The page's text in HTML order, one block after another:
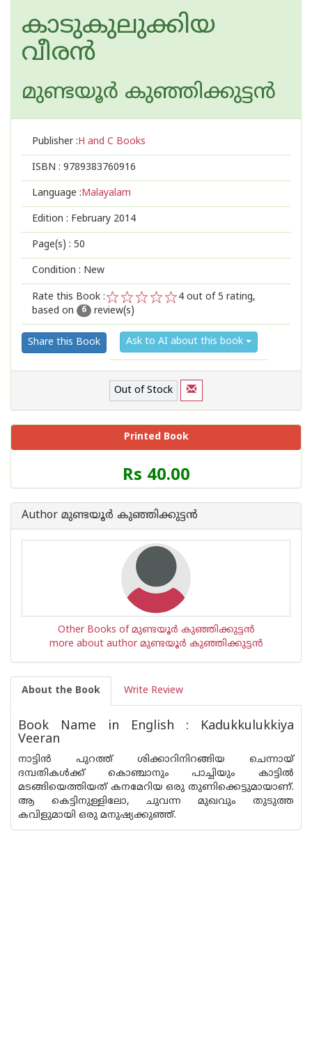
കാടുകുലുക്കിയ
വീരന്‍
മുണ്ടയൂര്‍ കുഞ്ഞിക്കുട്ടന്‍
Publisher :H and C Books
ISBN : 9789383760916
Language :Malayalam
Edition : February 2014
Page(s) : 50
Condition : New
Rate this Book :
2
1
4 out of 5 rating,
based on
6 review(s)
Share this Book Ask to AI about this book
Out of Stock
Printed Book
Price
of
Book
Rs 40.00
Author മുണ്ടയൂര്‍ കുഞ്ഞിക്കുട്ടന്‍
Other Books of മുണ്ടയൂര്‍ കുഞ്ഞിക്കുട്ടന്‍
more about author മുണ്ടയൂര്‍ കുഞ്ഞിക്കുട്ടന്‍
About the Book Write Review
Book Name in English : Kadukkulukkiya
Veeran
നാട്ടിന്‍ പുറത്ത് ശിക്കാറിനിറങ്ങിയ ചെന്നായ്
ദമ്പതികള്‍ക്ക് കൊഞ്ചാനും പാച്ചിയും കാട്ടില്‍
മടങ്ങിയെത്തിയത് കനമേറിയ ഒരു തുണിക്കെട്ടുമായാണ്.
ആ കെട്ടിനുള്ളിലോ, ചുവന്ന മുഖവും തുടുത്ത
കവിളുമായി ഒരു മനുഷ്യക്കുഞ്ഞ്.